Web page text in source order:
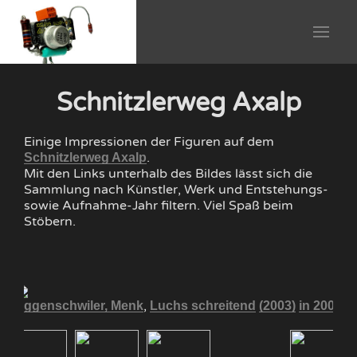
Schnitzlerweg Axalp
Einige Impressionen der Figuren auf dem
Schnitzlerweg Axalp.
Mit den Links unterhalb des Bildes lässt sich die
Sammlung nach Künstler, Werk und Entstehungs-
sowie Aufnahme-Jahr filtern. Viel Spaß beim
Stöbern.
Eggenschwiler, Menk, Luchs schreitend (2003) in 2005